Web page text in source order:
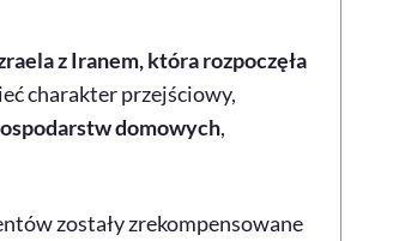
z Iranem, która rozpoczęła
charakter przejściowy,
domowych,
zostały zrekompensowane